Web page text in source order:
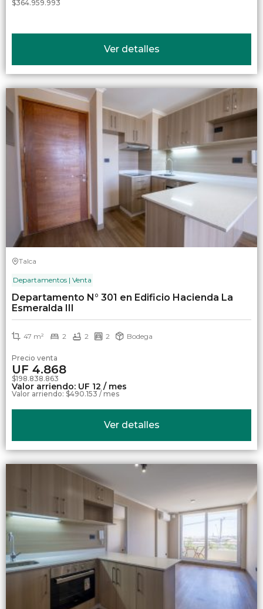
$364.959.993
Ver detalles
Talca
Departamentos | Venta
Departamento N° 301 en Edificio Hacienda La
Esmeralda III
47 m² 2 2 2 Bodega
Precio venta
UF 4.868
$198.838.863
Valor arriendo: UF 12 / mes
Valor arriendo: $490.153 / mes
Ver detalles